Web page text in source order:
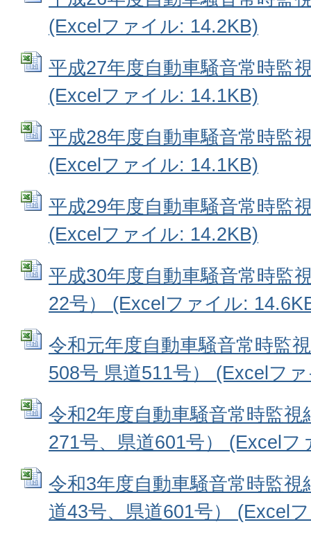
(Excelファイル: 14.2KB)
平成27年度自動車騒音常時監
(Excelファイル: 14.1KB)
平成28年度自動車騒音常時監
(Excelファイル: 14.1KB)
平成29年度自動車騒音常時監
(Excelファイル: 14.2KB)
平成30年度自動車騒音常時監
22号） (Excelファイル:
令和元年度自動車騒音常時監
508号 県道511号） (Excelフ
令和2年度自動車騒音常時監視
271号、県道601号） (Excelフ
令和3年度自動車騒音常時監視
道43号、県道601号） (Excel